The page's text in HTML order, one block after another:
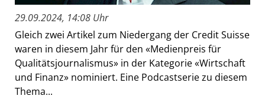
29.09.2024, 14:08 Uhr
Gleich zwei Artikel zum Niedergang der Credit Suisse
waren in diesem Jahr für den «Medienpreis für
Qualitätsjournalismus» in der Kategorie «Wirtschaft
und Finanz» nominiert. Eine Podcastserie zu diesem
Thema...